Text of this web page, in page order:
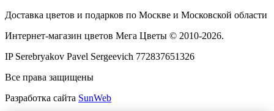
Доставка цветов и подарков по Москве и Московской области
Интернет-магазин цветов Мега Цветы © 2010-2026.
IP Serebryakov Pavel Sergeevich 772837651326
Все права защищены
Разработка сайта SunWeb